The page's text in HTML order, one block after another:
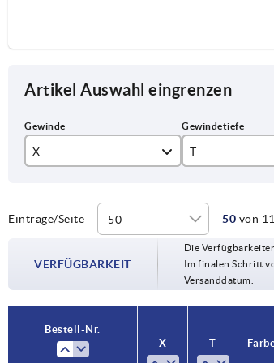
Artikel Auswahl eingrenzen
X
M4
M10
T
9
12
14
Einträge/Seite 50 von
VERFÜGBARKEIT
Die
Im finalen Schritt
Versanddatum.
Bestell-Nr.
X
T
Bestell-Nr.
X
T